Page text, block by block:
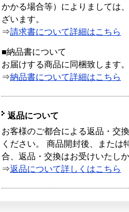
かかる場合等）によりましては
ざいます。
⇒請求書について詳細はこちら
■納品書について
お届けする商品に同梱致します。
⇒納品書について詳細はこちら
返品について
お客様のご都合による返品・交
ください。 商品開封後、または
合、返品・交換はお受けいたし
⇒返品について詳しくはこちら